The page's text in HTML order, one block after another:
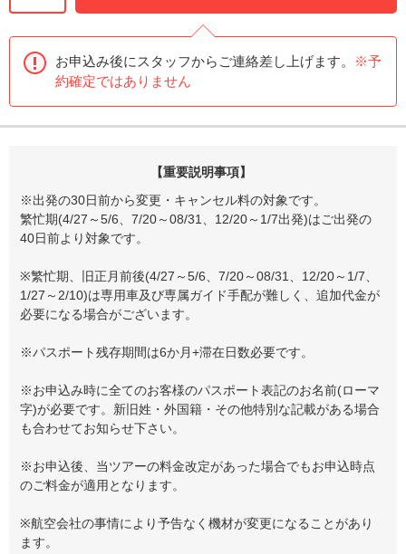
お申込み後にスタッフからご連絡差し上げます。
※予
約確定ではありません
【重要説明事項】
※出発の30日前から変更・キャンセル料の対象です。
繁忙期(4/27～5/6、7/20～08/31、12/20～1/7出発)はご出発の
40日前より対象です。
※繁忙期、旧正月前後(4/27～5/6、7/20～08/31、12/20～1/7、
1/27～2/10)は専用車及び専属ガイド手配が難しく、追加代金が
必要になる場合がございます。
※パスポート残存期間は6か月+滞在日数必要です。
※お申込み時に全てのお客様のパスポート表記のお名前(ローマ
字)が必要です。新旧姓・外国籍・その他特別な記載がある場合
も合わせてお知らせ下さい。
※お申込後、当ツアーの料金改定があった場合でもお申込時点
のご料金が適用となります。
※航空会社の事情により予告なく機材が変更になることがあり
ます。